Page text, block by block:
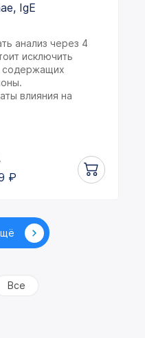
IgE
анализ через 4
исключить
содержащих
влияния на
₽
Все